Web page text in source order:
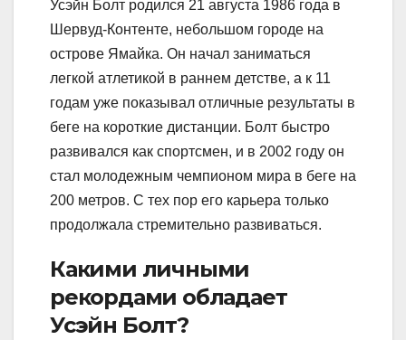
Усэйн Болт родился 21 августа 1986 года в
Шервуд-Контенте, небольшом городе на
острове Ямайка. Он начал заниматься
легкой атлетикой в раннем детстве, а к 11
годам уже показывал отличные результаты в
беге на короткие дистанции. Болт быстро
развивался как спортсмен, и в 2002 году он
стал молодежным чемпионом мира в беге на
200 метров. С тех пор его карьера только
продолжала стремительно развиваться.
Какими личными
рекордами обладает
Усэйн Болт?